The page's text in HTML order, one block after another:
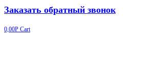
Заказать обратный звонок
0,00Р Cart